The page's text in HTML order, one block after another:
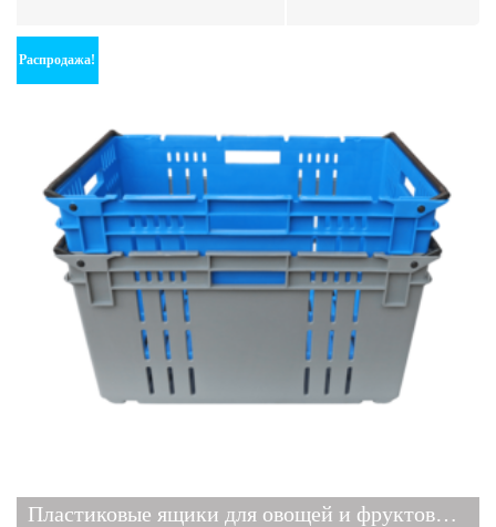
Распродажа!
Пластиковые ящики для овощей и фруктов 6431